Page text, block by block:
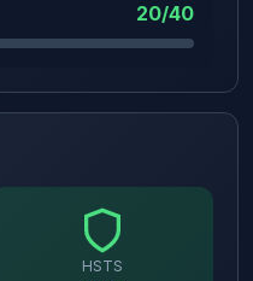
20/40
HSTS